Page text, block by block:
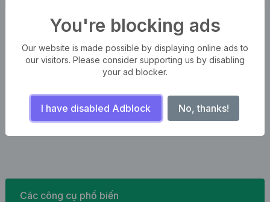
Các công cụ phổ biến
You're blocking ads
Our website is made possible by displaying online ads to
our visitors. Please consider supporting us by disabling
your ad blocker.
I have disabled Adblock No, thanks!